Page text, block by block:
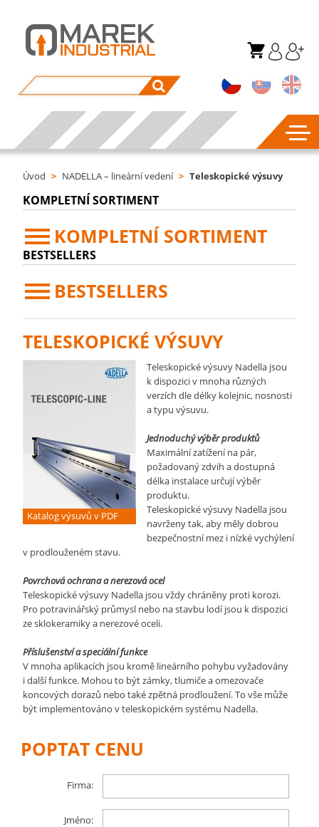
Úvod > NADELLA – lineární vedení > Teleskopické výsuvy
KOMPLETNÍ SORTIMENT
KOMPLETNÍ SORTIMENT
BESTSELLERS
BESTSELLERS
TELESKOPICKÉ VÝSUVY
Katalog výsuvů v PDF
Teleskopické výsuvy Nadella jsou
k dispozici v mnoha různých
verzích dle délky kolejnic, nosnosti
a typu výsuvu.
Jednoduchý výběr produktů
Maximální zatížení na pár,
požadovaný zdvih a dostupná
délka instalace určují výběr
produktu.
Teleskopické výsuvy Nadella jsou
navrženy tak, aby měly dobrou
bezpečnostní mez i nízké vychýlení
v prodlouženém stavu.
Povrchová ochrana a nerezová ocel
Teleskopické výsuvy Nadella jsou vždy chráněny proti korozi.
Pro potravinářský průmysl nebo na stavbu lodí jsou k dispozici
ze sklokeramiky a nerezové oceli.
Příslušenství a speciální funkce
V mnoha aplikacích jsou kromě lineárního pohybu vyžadovány
i další funkce. Mohou to být zámky, tlumiče a omezovače
koncových dorazů nebo také zpětná prodloužení. To vše může
být implementováno v teleskopickém systému Nadella.
POPTAT CENU
Firma:
Jméno: